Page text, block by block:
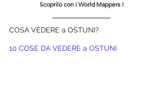
Scoprilo con i World Mappers !
COSA VEDERE a OSTUNI?
10 COSE DA VEDERE a OSTUNI